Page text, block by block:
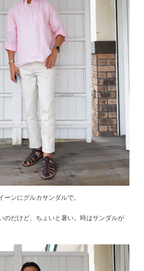
ーンにグルカサンダルで。
のだけど、ちょいと暑い。時はサンダルが